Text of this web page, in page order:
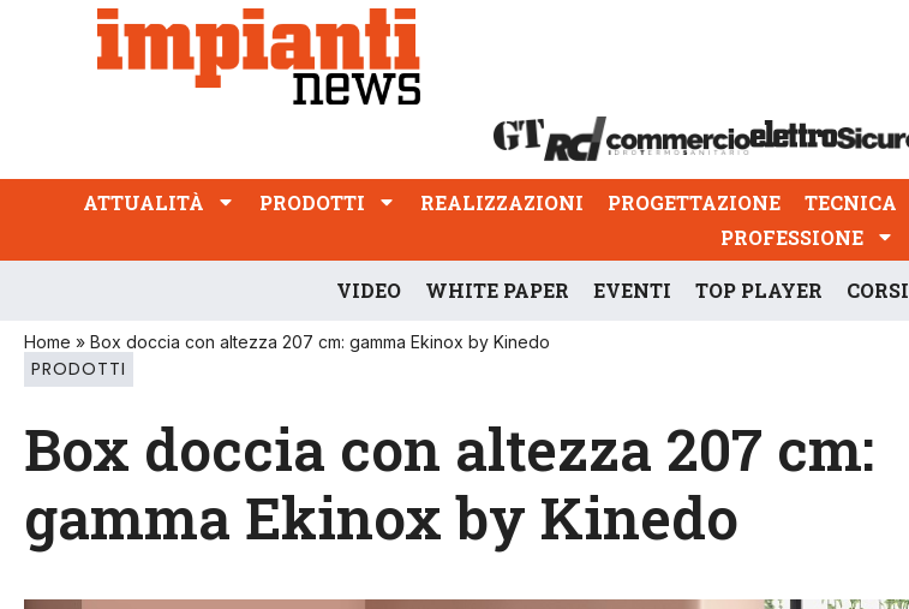
ATTUALITÀ PRODOTTI REALIZZAZIONI
PROFESSIONE
ATTUALITÀ PRODOTTI REALIZZAZIONI PROGETTAZIONE TECNICA
PROFESSIONE
VIDEO WHITE PAPER EVENTI TOP PLAYER CORSI
Home » Box doccia con altezza 207 cm: gamma Ekinox by Kinedo
PRODOTTI
Box doccia con altezza 207 cm:
gamma Ekinox by Kinedo